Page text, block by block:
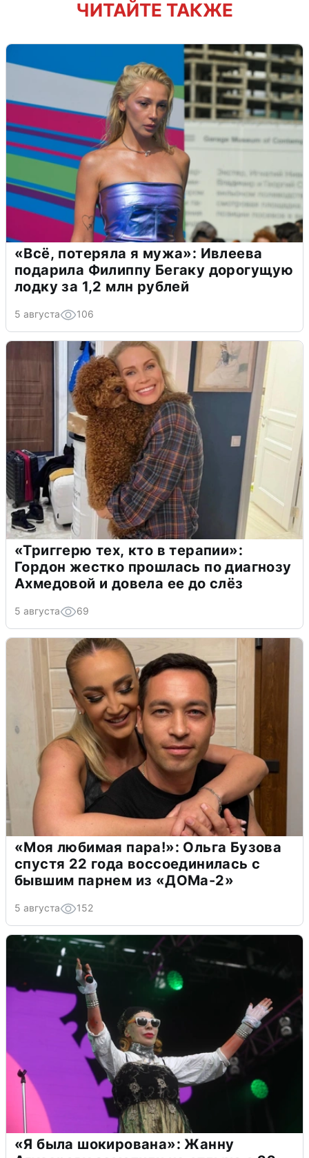
ЧИТАЙТЕ ТАКЖЕ
«Всё, потеряла я мужа»: Ивлеева
подарила Филиппу Бегаку дорогущую
лодку за 1,2 млн рублей
5 августа 106
«Триггерю тех, кто в терапии»:
Гордон жестко прошлась по диагнозу
Ахмедовой и довела ее до слёз
5 августа 69
«Моя любимая пара!»: Ольга Бузова
спустя 22 года воссоединилась с
бывшим парнем из «ДОМа-2»
5 августа 152
«Я была шокирована»: Жанну